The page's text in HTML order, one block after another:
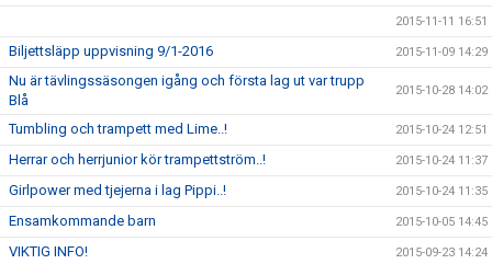
2015-11-11 16:51
Biljettsläpp uppvisning 9/1-2016 2015-11-09 14:29
Nu är tävlingssäsongen igång och första lag ut var trupp
Blå
2015-10-28 14:02
Tumbling och trampett med Lime..! 2015-10-24 12:51
Herrar och herrjunior kör trampettström..! 2015-10-24 11:37
Girlpower med tjejerna i lag Pippi..! 2015-10-24 11:35
Ensamkommande barn 2015-10-05 14:45
VIKTIG INFO! 2015-09-23 14:24